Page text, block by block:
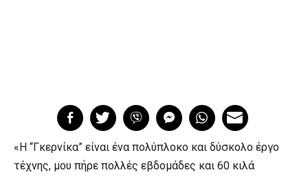
«Η “Γκερνίκα” είναι ένα πολύπλοκο και δύσκολο έργο
τέχνης, μου πήρε πολλές εβδομάδες και 60 κιλά